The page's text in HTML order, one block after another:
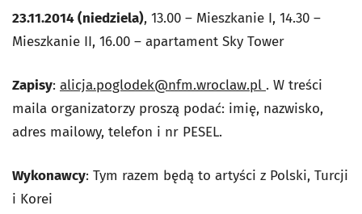
23.11.2014 (niedziela), 13.00 – Mieszkanie I, 14.30 –
Mieszkanie II, 16.00 – apartament Sky Tower
Zapisy: alicja.poglodek@nfm.wroclaw.pl . W treści
maila organizatorzy proszą podać: imię, nazwisko,
adres mailowy, telefon i nr PESEL.
Wykonawcy: Tym razem będą to artyści z Polski, Turcji
i Korei